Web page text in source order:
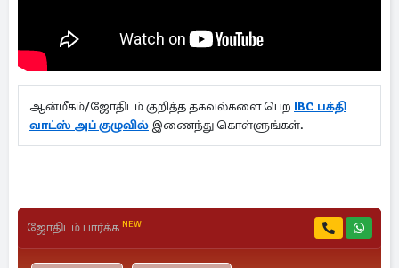
ஆன்மீகம்/ஜோதிடம் குறித்த தகவல்களை பெற IBC பக்தி
வாட்ஸ் அப் குழுவில் இணைந்து கொள்ளுங்கள்.
ஜோதிடம் பார்க்க NEW